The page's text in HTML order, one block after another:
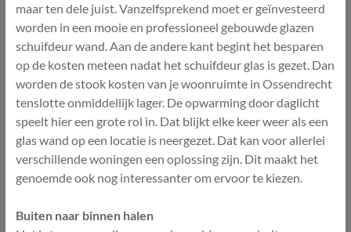
maar ten dele juist. Vanzelfsprekend moet er geïnvesteerd
worden in een mooie en professioneel gebouwde glazen
schuifdeur wand. Aan de andere kant begint het besparen
op de kosten meteen nadat het schuifdeur glas is gezet. Dan
worden de stook kosten van je woonruimte in Ossendrecht
tenslotte onmiddellijk lager. De opwarming door daglicht
speelt hier een grote rol in. Dat blijkt elke keer weer als een
glas wand op een locatie is neergezet. Dat kan voor allerlei
verschillende woningen een oplossing zijn. Dit maakt het
genoemde ook nog interessanter om ervoor te kiezen.
Buiten naar binnen halen